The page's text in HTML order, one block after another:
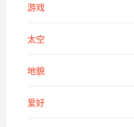
游戏
太空
地貌
爱好